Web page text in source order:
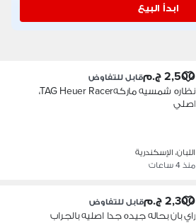
ابدأ البيع
2,500 ج.م قابل للتفاوض
نظاره شمسيه ماركهTAG Heuer Racer،
اصلي
اللبان، الإسكندرية
منذ 4 ساعات
2,300 ج.م قابل للتفاوض
راي بان بحاله جيده جدا اصليه بالجراب